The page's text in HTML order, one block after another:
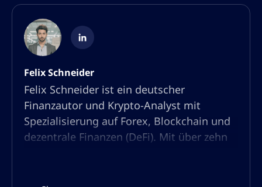
Felix Schneider
Felix Schneider ist ein deutscher
Finanzautor und Krypto-Analyst mit
Spezialisierung auf Forex, Blockchain und
dezentrale Finanzen (DeFi). Mit über zehn
anerkannter Experte in der Trading- und